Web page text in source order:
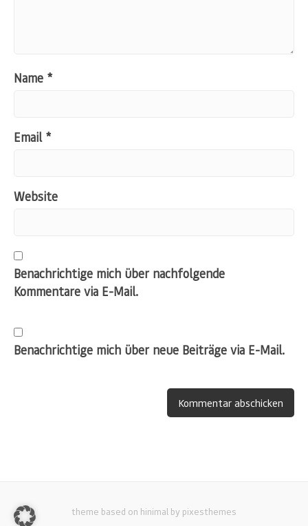
Name *
Email *
Website
Benachrichtige mich über nachfolgende
Kommentare via E-Mail.
Benachrichtige mich über neue Beiträge via E-Mail.
theme based on hinimal by pixesthemes